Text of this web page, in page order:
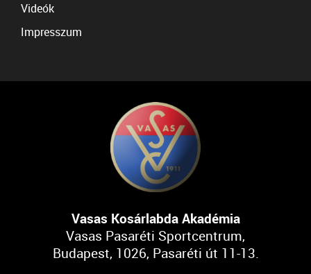
Videók
Impresszum
Vasas Kosárlabda Akadémia
Vasas Pasaréti Sportcentrum,
Budapest, 1026, Pasaréti út 11-13.